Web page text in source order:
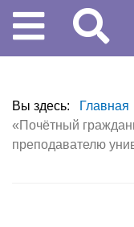
Вы здесь: Главная
«Почётный
преподавателю